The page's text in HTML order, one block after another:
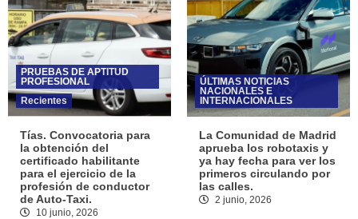
PRUEBAS DE APTITUD
PROFESIONAL
Recientes
Tías. Convocatoria para
la obtención del
certificado habilitante
para el ejercicio de la
profesión de conductor
de Auto-Taxi.
10 junio, 2026
ÚLTIMAS NOTICIAS
NACIONALES E
INTERNACIONALES
La Comunidad de Madrid
aprueba los robotaxis y
ya hay fecha para ver los
primeros circulando por
las calles.
2 junio, 2026